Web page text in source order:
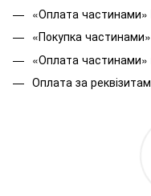
«Оплата частинами»
«Покупка
«Оплата частинами»
Оплата за